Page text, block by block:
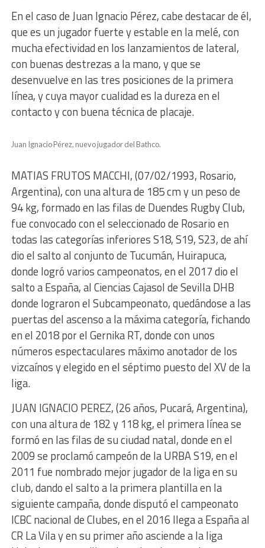
En el caso de Juan Ignacio Pérez, cabe destacar de él,
que es un jugador fuerte y estable en la melé, con
mucha efectividad en los lanzamientos de lateral,
con buenas destrezas a la mano, y que se
desenvuelve en las tres posiciones de la primera
línea, y cuya mayor cualidad es la dureza en el
contacto y con buena técnica de placaje.
Juan Ignacio Pérez, nuevo jugador del Bathco.
MATIAS FRUTOS MACCHI, (07/02/1993, Rosario,
Argentina), con una altura de 185 cm y un peso de
94 kg, formado en las filas de Duendes Rugby Club,
fue convocado con el seleccionado de Rosario en
todas las categorías inferiores S18, S19, S23, de ahí
dio el salto al conjunto de Tucumán, Huirapuca,
donde logró varios campeonatos, en el 2017 dio el
salto a España, al Ciencias Cajasol de Sevilla DHB
donde lograron el Subcampeonato, quedándose a las
puertas del ascenso a la máxima categoría, fichando
en el 2018 por el Gernika RT, donde con unos
números espectaculares máximo anotador de los
vizcaínos y elegido en el séptimo puesto del XV de la
liga.
​JUAN IGNACIO PEREZ, (26 años, Pucará, Argentina),
con una altura de 182 y 118 kg, el primera línea se
formó en las filas de su ciudad natal, donde en el
2009 se proclamó campeón de la URBA S19, en el
2011 fue nombrado mejor jugador de la liga en su
club, dando el salto a la primera plantilla en la
siguiente campaña, donde disputó el campeonato
ICBC nacional de Clubes, en el 2016 llega a España al
CR La Vila y en su primer año asciende a la liga